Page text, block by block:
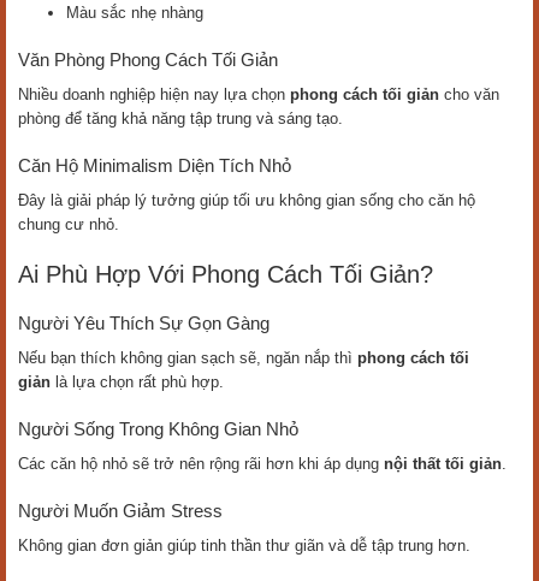
Màu sắc nhẹ nhàng
Văn Phòng Phong Cách Tối Giản
Nhiều doanh nghiệp hiện nay lựa chọn phong cách tối giản cho văn
phòng để tăng khả năng tập trung và sáng tạo.
Căn Hộ Minimalism Diện Tích Nhỏ
Đây là giải pháp lý tưởng giúp tối ưu không gian sống cho căn hộ
chung cư nhỏ.
Ai Phù Hợp Với Phong Cách Tối Giản?
Người Yêu Thích Sự Gọn Gàng
Nếu bạn thích không gian sạch sẽ, ngăn nắp thì phong cách tối
giản là lựa chọn rất phù hợp.
Người Sống Trong Không Gian Nhỏ
Các căn hộ nhỏ sẽ trở nên rộng rãi hơn khi áp dụng nội thất tối giản.
Người Muốn Giảm Stress
Không gian đơn giản giúp tinh thần thư giãn và dễ tập trung hơn.